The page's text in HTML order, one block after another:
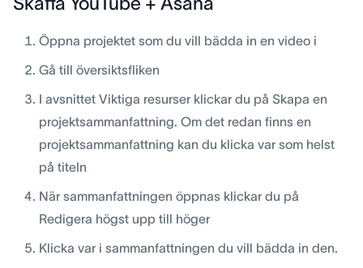
Öppna projektet som du vill bädda in en video i
Gå till översiktsfliken
I avsnittet Viktiga resurser klickar du på Skapa en
projektsammanfattning. Om det redan finns en
projektsammanfattning kan du klicka var som helst
på titeln
När sammanfattningen öppnas klickar du på
Redigera högst upp till höger
Klicka var i sammanfattningen du vill bädda in den.